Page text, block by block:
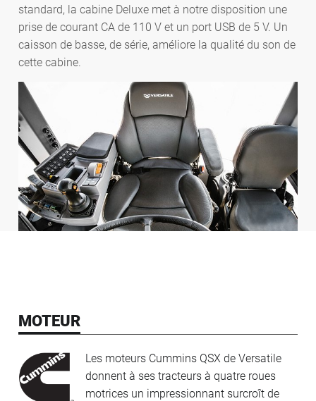
standard, la cabine Deluxe met à notre disposition une
prise de courant CA de 110 V et un port USB de 5 V. Un
caisson de basse, de série, améliore la qualité du son de
cette cabine.
MOTEUR
Les moteurs Cummins QSX de Versatile
donnent à ses tracteurs à quatre roues
motrices un impressionnant surcroît de